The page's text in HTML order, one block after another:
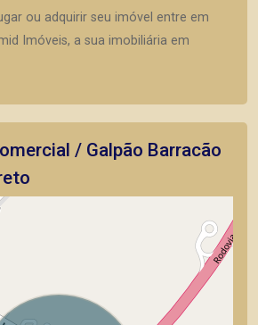
ou adquirir seu imóvel entre em
Imóveis, a sua imobiliária em
/ Galpão Barracão